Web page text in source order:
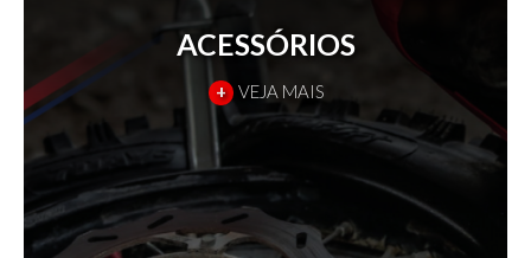
ACESSÓRIOS
+ VEJA MAIS